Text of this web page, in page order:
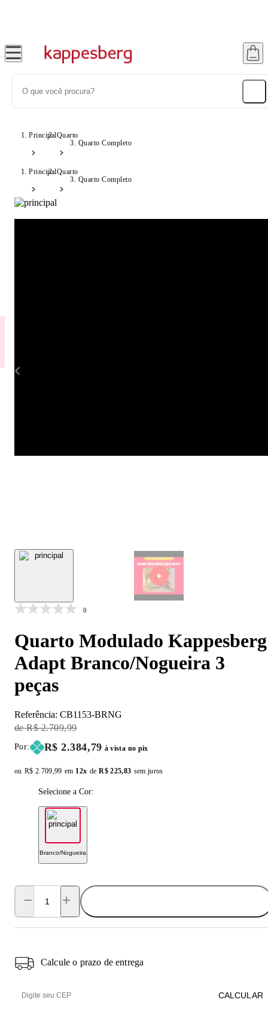
PrincipalQuarto
Quarto Completo
PrincipalQuarto
Quarto Completo
0
Quarto Modulado Kappesberg
Adapt Branco/Nogueira 3
peças
Referência: CB1153-BRNG
Original Price:
R$ 2.709,99
Por: Price:
R$ 2.384,79 à vista no pix
ou Original price:
R$ 2.709,99 em 12x de Installment price:
R$ 225,83 sem juros
Selecione a Cor:
Branco/Nogueira
Calcule o prazo de entrega
CALCULAR